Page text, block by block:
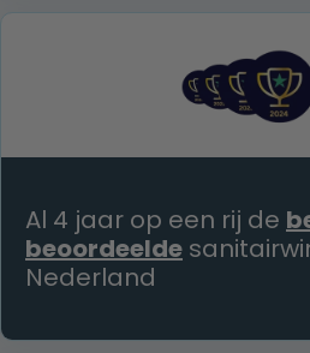
was:
€ 1.799,00.
Al 4 jaar op een rij de
beoordeelde
Nederland